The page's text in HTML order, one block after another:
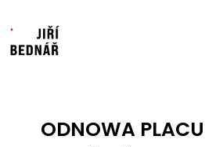
ODNOWA